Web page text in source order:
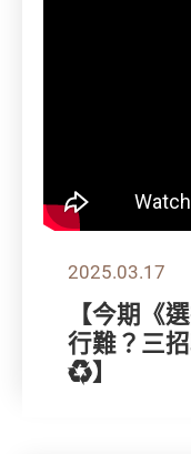
2025.03.17
【今期《
行難？三
♻️】